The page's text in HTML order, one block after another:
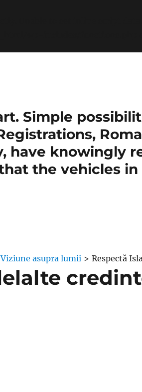
Simple
have knowingly
the vehicles
Viziune asupra lumii > Respectă